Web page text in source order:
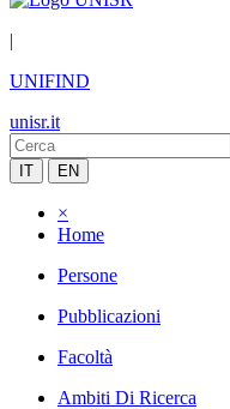
|
UNIFIND
unisr.it
IT EN
×
Home
Persone
Pubblicazioni
Facoltà
Ambiti Di Ricerca